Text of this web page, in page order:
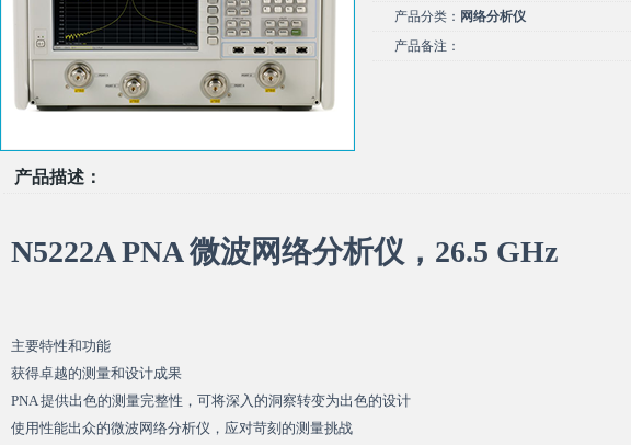
产品分类： 网络分析仪
产品备注：
产品描述：
N5222A PNA 微波网络分析仪，26.5 GHz
主要特性和功能
获得卓越的测量和设计成果
PNA 提供出色的测量完整性，可将深入的洞察转变为出色的设计
使用性能出众的微波网络分析仪，应对苛刻的测量挑战